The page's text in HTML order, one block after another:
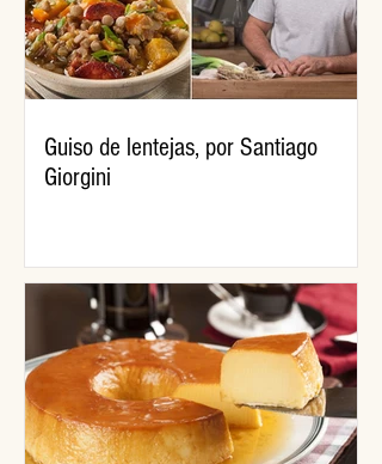
Guiso de lentejas, por Santiago
Giorgini